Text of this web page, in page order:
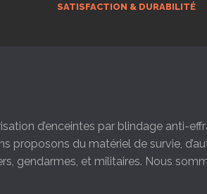
SATISFACTION & DURABILITÉ
d’enceintes par blindage anti-
proposons du matériel de survie,
gendarmes, et militaires. Nous